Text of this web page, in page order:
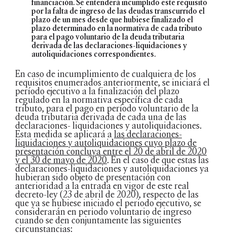
financiación. Se entenderá incumplido este requisito
por la falta de ingreso de las deudas transcurrido el
plazo de un mes desde que hubiese finalizado el
plazo determinado en la normativa de cada tributo
para el pago voluntario de la deuda tributaria
derivada de las declaraciones-liquidaciones y
autoliquidaciones correspondientes.
En caso de incumplimiento de cualquiera de los
requisitos enumerados anteriormente, se iniciará el
período ejecutivo a la finalización del plazo
regulado en la normativa específica de cada
tributo, para el pago en período voluntario de la
deuda tributaria derivada de cada una de las
declaraciones- liquidaciones y autoliquidaciones.
Esta medida se aplicará a las declaraciones-
liquidaciones y autoliquidaciones cuyo plazo de
presentación concluya entre el 20 de abril de 2020
y el 30 de mayo de 2020. En el caso de que estas las
declaraciones-liquidaciones y autoliquidaciones ya
hubieran sido objeto de presentación con
anterioridad a la entrada en vigor de este real
decreto-ley (23 de abril de 2020), respecto de las
que ya se hubiese iniciado el periodo ejecutivo, se
considerarán en periodo voluntario de ingreso
cuando se den conjuntamente las siguientes
circunstancias: